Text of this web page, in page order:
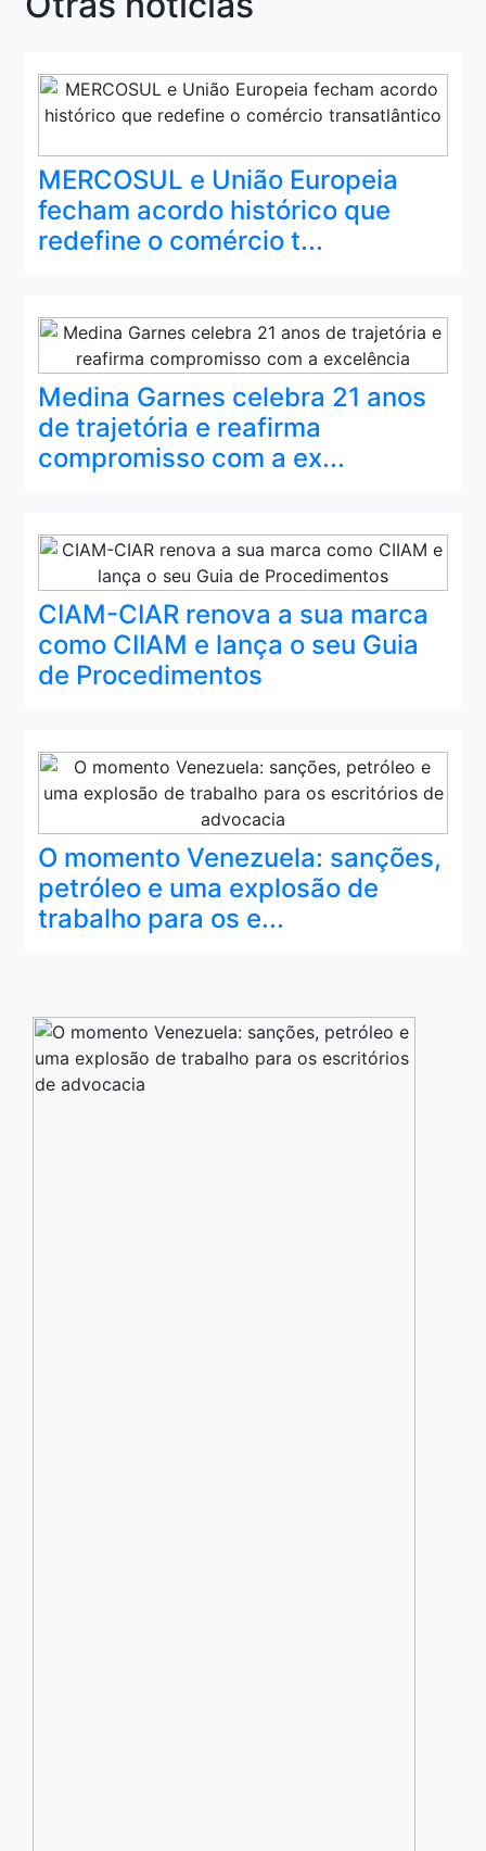
MERCOSUL e União Europeia
fecham acordo histórico que
redefine o comércio t...
Medina Garnes celebra 21 anos
de trajetória e reafirma
compromisso com a ex...
CIAM-CIAR renova a sua marca
como CIIAM e lança o seu Guia
de Procedimentos
O momento Venezuela: sanções,
petróleo e uma explosão de
trabalho para os e...